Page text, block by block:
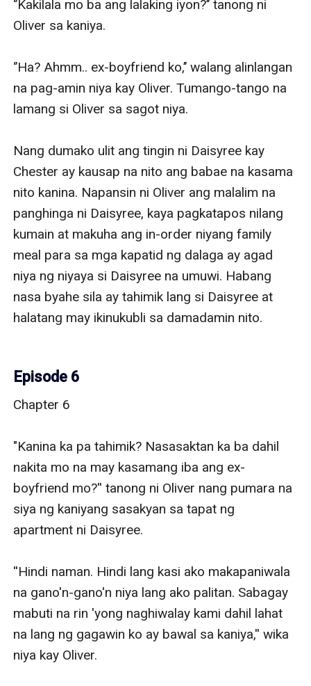
Episode 6
Chapter 6
"Kanina ka pa tahimik? Nasasaktan ka ba dahil
nakita mo na may kasamang iba ang ex-
boyfriend mo?'' tanong ni Oliver nang pumara na
siya ng kaniyang sasakyan sa tapat ng
apartment ni Daisyree.
''Hindi naman. Hindi lang kasi ako makapaniwala
na gano'n-gano'n niya lang ako palitan. Sabagay
mabuti na rin 'yong naghiwalay kami dahil lahat
na lang ng gagawin ko ay bawal sa kaniya,'' wika
niya kay Oliver.